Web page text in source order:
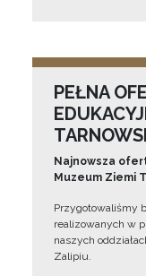
PEŁNA
Najnowsza
Muzeum Ziemi
Przygotowaliśmy
realizowanych w
naszych
Zalipiu.